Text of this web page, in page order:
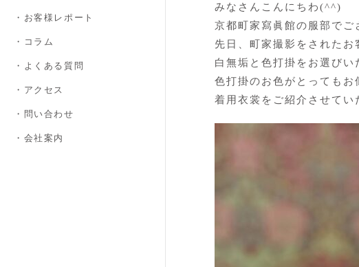
・お客様レポート
・コラム
・よくある質問
・アクセス
・問い合わせ
・会社案内
みなさんこんにちわ(^^)
京都町家寫眞館の服部でご
先日、町家撮影をされたお
白無垢と色打掛をお選びい
色打掛のお色がとっても
着用衣裳をご紹介させて